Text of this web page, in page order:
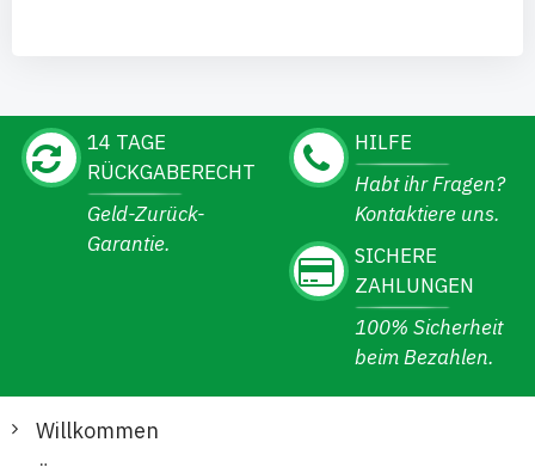
14 TAGE
RÜCKGABERECHT
Geld-Zurück-
Garantie.
HILFE
Habt ihr Fragen?
Kontaktiere uns.
SICHERE
ZAHLUNGEN
100% Sicherheit
beim Bezahlen.
Willkommen